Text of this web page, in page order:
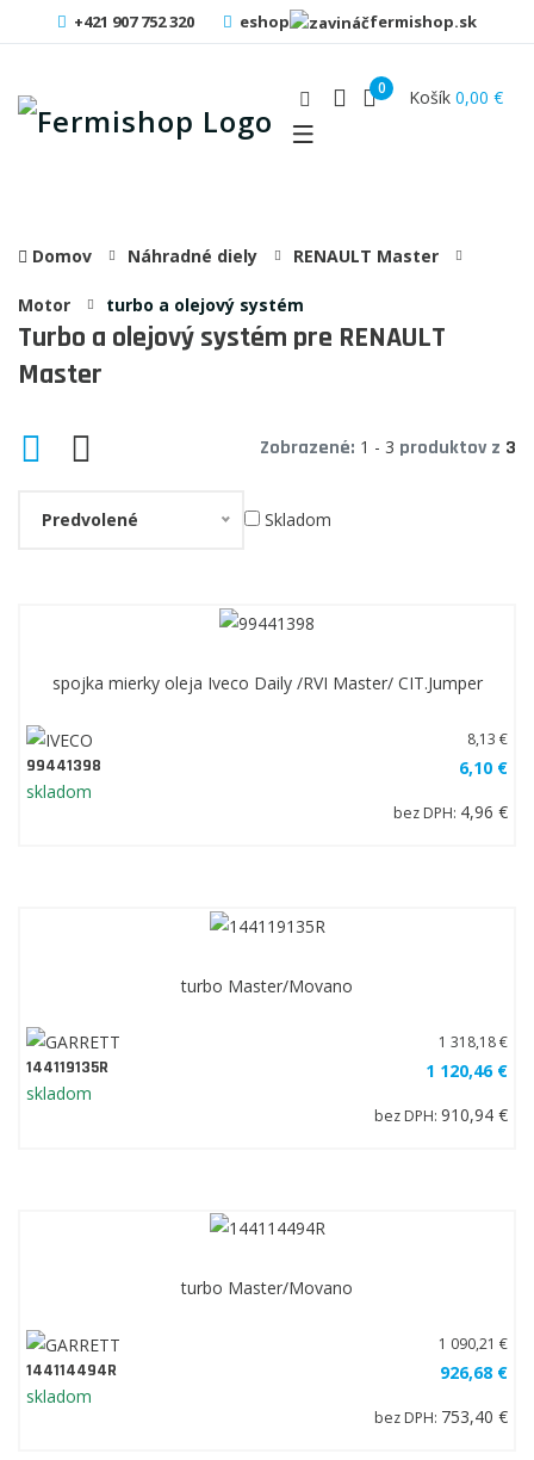
+421 907 752 320 eshop fermishop.sk
0 Košík 0,00 €
Domov Náhradné diely RENAULT Master
Motor turbo a olejový systém
Turbo a olejový systém pre RENAULT
Master
Zobrazené: 1 - 3 produktov z 3
Skladom
Predvolené
spojka mierky oleja Iveco Daily /RVI Master/ CIT.Jumper
99441398
skladom
8,13 €
6,10 €
bez DPH: 4,96 €
turbo Master/Movano
144119135R
skladom
1 318,18 €
1 120,46 €
bez DPH: 910,94 €
turbo Master/Movano
144114494R
skladom
1 090,21 €
926,68 €
bez DPH: 753,40 €